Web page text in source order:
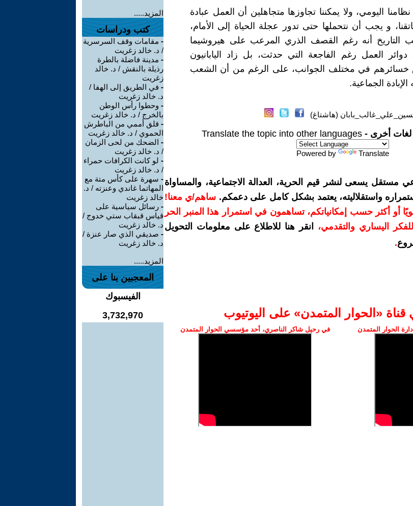
اليومي، ولا يمكننا تجاوزها متجاهلين أن العمل عبادة
و يجب أن نتحملها حتى تدور عجلة الحياة إلى الأمام،
التاريخ أنه رغم القصف الذري المرعب على هيروشيما
العمل رغم الفاجعة التي حدثت، بل زاد اليابانيون
خسائرهم في مختلف الجوانب، على الرغم من أن الشعب
الجماعية.
(هاشتاغ)
لغات أخرى - Translate the topic into other languages
Powered by Translate
مستقل يسعى لنشر قيم الحرية، العدالة الاجتماعية، والمساواة
واستقلاليته، يعتمد بشكل كامل على دعمكم. ساهم/ي معنا!
دولارات سنويًا أو أكثر حسب إمكانياتكم، تساهمون في استمرار هذا المنبر الحر
اليساري والتقدمي،
انقر هنا للاطلاع على معلومات التحويل
.
‫«الحوار المتمدن» على اليوتيوب
الحوار المتمدن في رحيل شاكر الناصري، أحد مؤسسي الحوار المتمدن
المزيد.....
كتب ودراسات
- مقامات وقف السرسرية
/ د. خالد زغريت
- مدينة فاضلة بالطرة
رذيلة بالنقش / د. خالد
زغريت
- في الطريق إلى الهفا /
د. خالد زغريت
- وحطوا رأس الوطن
بالخرج / د. خالد زغريت
- قلق أممي من الباطرش
الحموي / د. خالد زغريت
- الضحك من لحى الزمان
/ د. خالد زغريت
- لو كانت الكرافات حمراء
/ د. خالد زغريت
- سهرة على كأس متة مع
المهاتما غاندي وعنزته / د.
خالد زغريت
- رسائل سياسية على
قياس قبقاب ستي خدوج /
د. خالد زغريت
- صديقي الذي صار عنزة /
د. خالد زغريت
المزيد.....
المعجبين بنا على
الفيسبوك
3,732,970